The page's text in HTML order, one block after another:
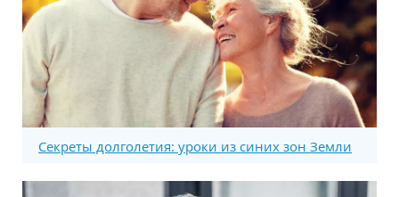
Секреты долголетия: уроки из синих зон Земли